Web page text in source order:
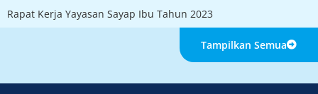
Rapat Kerja Yayasan Sayap Ibu Tahun 2023
Tampilkan Semua